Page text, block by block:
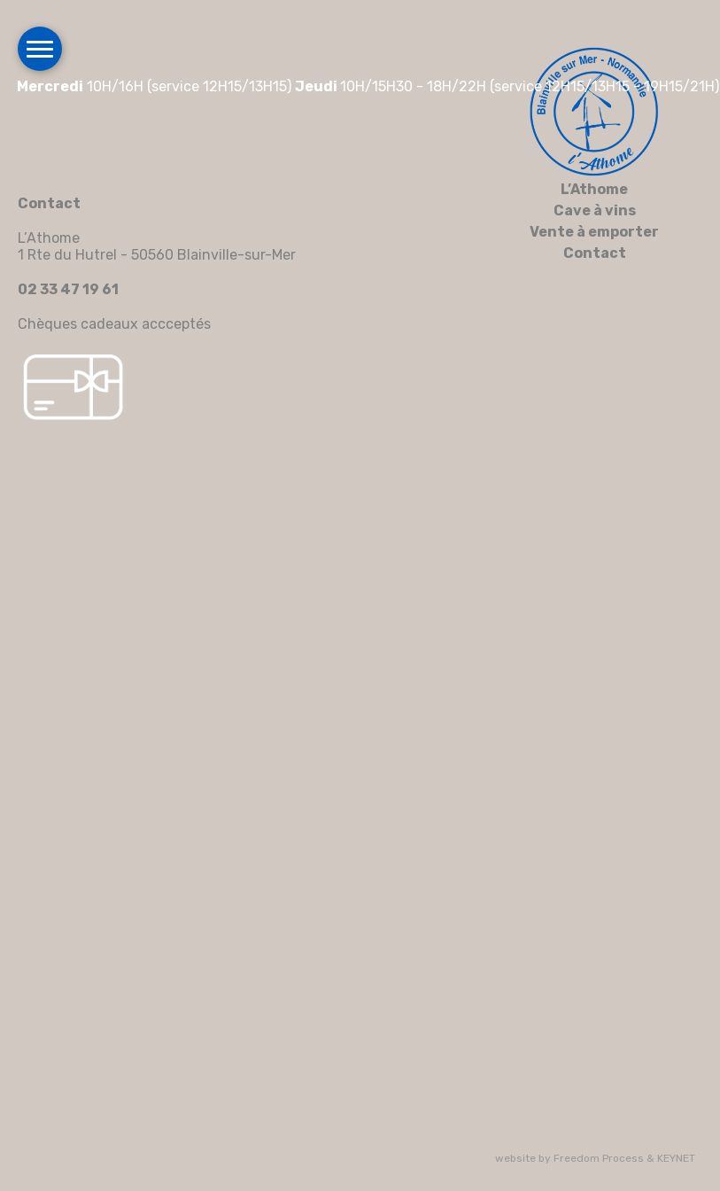
Mercredi 10H/16H (service 12H15/13H15) Jeudi 10H/15H30 - 18H/22H (service 12H15/13H15 - 19H15/21H)
Contact
L’Athome
1 Rte du Hutrel - 50560 Blainville-sur-Mer
02 33 47 19 61
Chèques cadeaux accceptés
L’Athome
Cave à vins
Vente à emporter
Contact
website by Freedom Process & KEYNET